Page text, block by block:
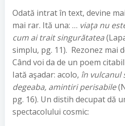
Odată intrat în text, devine
mai rar. Ită una: … viaţa nu
cum ai trait singurătatea
simplu, pg. 11). Rezonez mai
Când voi da de un poem
Iată aşadar: acolo, în vulcanul
degeaba, amintiri perisabile
pg. 16). Un distih decupat dă
spectacolului cosmic: